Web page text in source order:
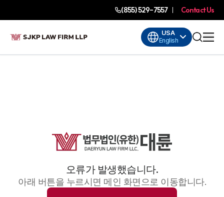
(855) 529-7557 Contact Us
USA
English
오류가 발생했습니다.
아래 버튼을 누르시면 메인 화면으로 이동합니다.